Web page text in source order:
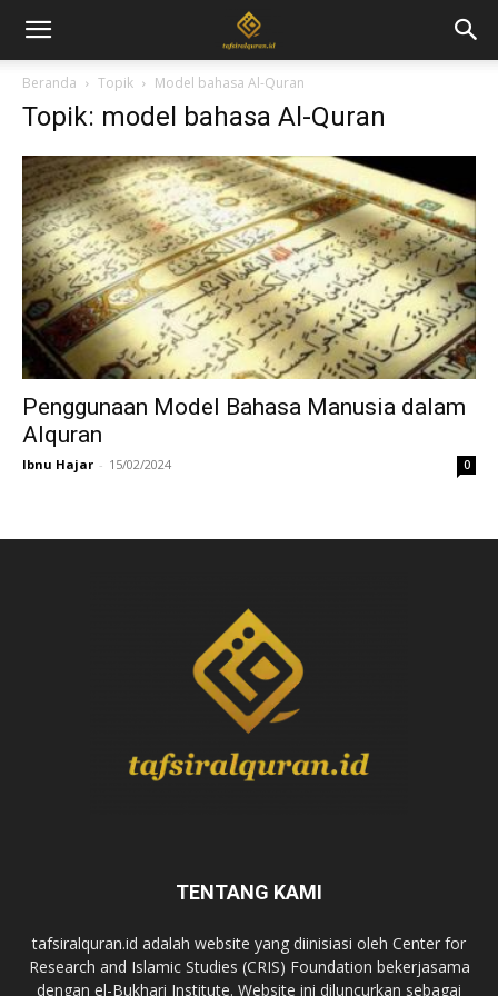
Beranda Topik Model bahasa Al-Quran
Topik: model bahasa Al-Quran
Penggunaan Model Bahasa Manusia dalam
Alquran
Ibnu Hajar - 15/02/2024 0
TENTANG KAMI
tafsiralquran.id adalah website yang diinisiasi oleh Center for
Research and Islamic Studies (CRIS) Foundation bekerjasama
dengan el-Bukhari Institute. Website ini diluncurkan sebagai